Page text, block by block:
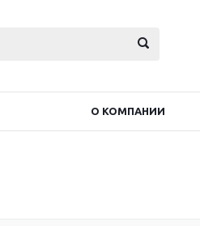
О КОМПАНИИ